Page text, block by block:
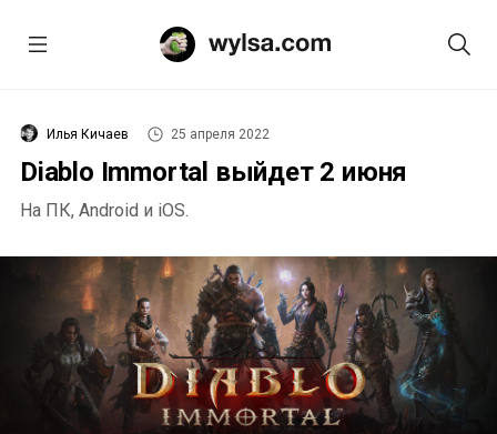
Илья Кичаев 25 апреля 2022
Diablo Immortal выйдет 2 июня
На ПК, Android и iOS.